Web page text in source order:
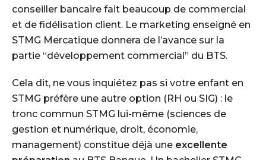
conseiller bancaire fait beaucoup de commercial
et de fidélisation client. Le marketing enseigné en
STMG Mercatique donnera de l’avance sur la
partie “développement commercial” du BTS.
Cela dit, ne vous inquiétez pas si votre enfant en
STMG préfère une autre option (RH ou SIG) : le
tronc commun STMG lui-même (sciences de
gestion et numérique, droit, économie,
management) constitue déjà une excellente